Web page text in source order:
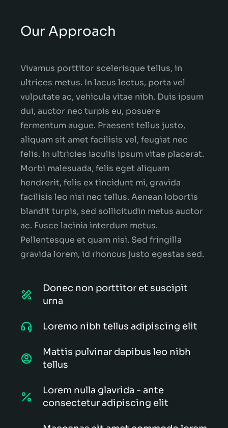
Our Approach
Vivamus porttitor scelerisque tellus, in
ultrices metus. In lacus lectus, porta vel
vulputate ac, vehicula vitae nibh. Duis ipsum
dui, auctor nec turpis eu, posuere
fermentum augue. Praesent tellus justo,
aliquam sit amet facilisis vel, feugiat nec
felis. In ultricies iaculis ipsum vitae placerat.
Morbi malesuada, felis eget aliquam
hendrerit, felis ex tincidunt mi, gravida
facilisis leo nisi nec tellus. Aenean lobortis
blandit turpis, sed sollicitudin metus auctor
ac. Fusce lacinia interdum metus.
Pellentesque et quam nisi. Sed fringilla
gravida lorem, id rhoncus justo egestas sed.
Donec non porttitor et suscipit
urna
Loremo nibh tellus adipiscing elit
Mattis pulvinar dapibus leo nibh
tellus
Lorem nulla glavrida - ante
consectetur adipiscing elit